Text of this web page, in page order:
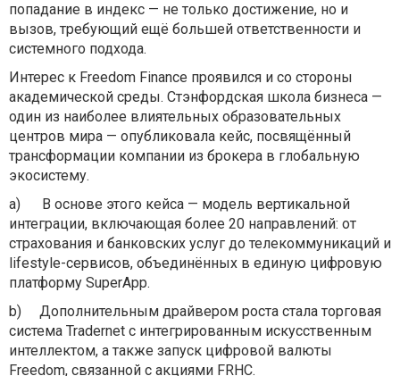
попадание в индекс — не только достижение, но и
вызов, требующий ещё большей ответственности и
системного подхода.
Интерес к Freedom Finance проявился и со стороны
академической среды. Стэнфордская школа бизнеса —
один из наиболее влиятельных образовательных
центров мира — опубликовала кейс, посвящённый
трансформации компании из брокера в глобальную
экосистему.
a)
В основе этого кейса — модель вертикальной
интеграции, включающая более 20 направлений: от
страхования и банковских услуг до телекоммуникаций и
lifestyle-сервисов, объединённых в единую цифровую
платформу SuperApp.
b)
Дополнительным драйвером роста стала торговая
система Tradernet с интегрированным искусственным
интеллектом, а также запуск цифровой валюты
Freedom, связанной с акциями FRHC.